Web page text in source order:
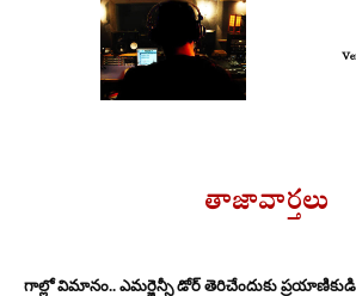
తాజావార్తలు
గాల్లో విమానం.. ఎమర్జెన్సీ డోర్ తెరిచేందుకు